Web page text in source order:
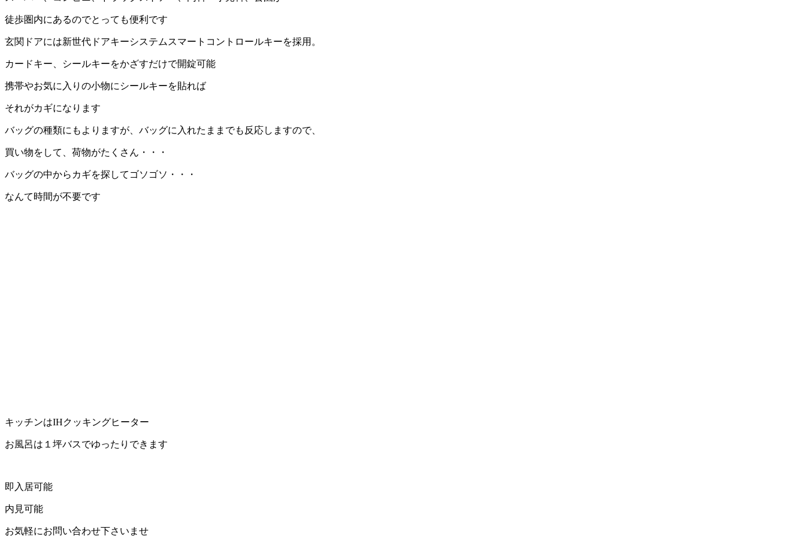
徒歩圏内にあるのでとっても便利です
玄関ドアには新世代ドアキーシステムスマートコントロールキーを採用。
カードキー、シールキーをかざすだけで開錠可能
携帯やお気に入りの小物にシールキーを貼れば
それがカギになります
バッグの種類にもよりますが、バッグに入れたままでも反応しますので、
買い物をして、荷物がたくさん・・・
バッグの中からカギを探してゴソゴソ・・・
なんて時間が不要です
キッチンはIHクッキングヒーター
お風呂は１坪バスでゆったりできます
即入居可能
内見可能
お気軽にお問い合わせ下さいませ